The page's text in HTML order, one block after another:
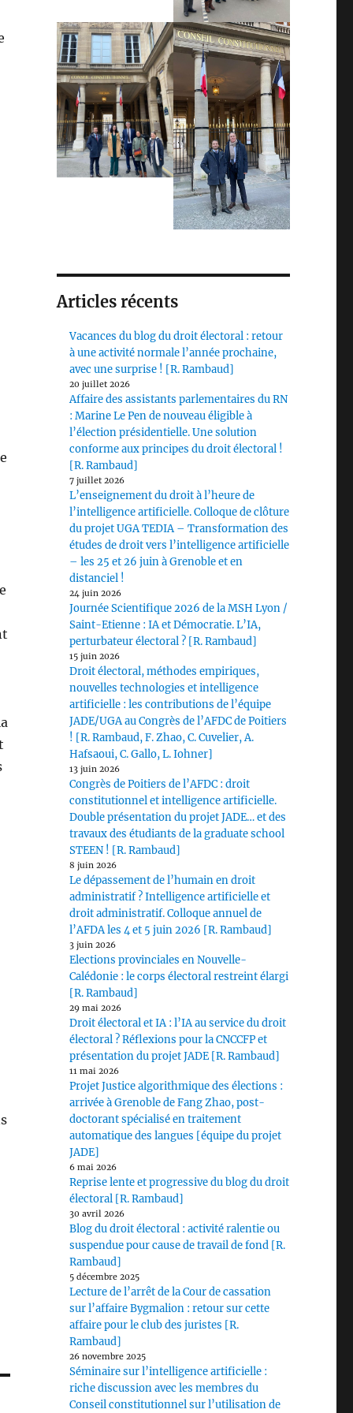
Articles récents
Vacances du blog du droit électoral : retour
à une activité normale l’année prochaine,
avec une surprise ! [R. Rambaud]
20 juillet 2026
Affaire des assistants parlementaires du RN
: Marine Le Pen de nouveau éligible à
l’élection présidentielle. Une solution
conforme aux principes du droit électoral !
[R. Rambaud]
7 juillet 2026
L’enseignement du droit à l’heure de
l’intelligence artificielle. Colloque de clôture
du projet UGA TEDIA – Transformation des
études de droit vers l’intelligence artificielle
– les 25 et 26 juin à Grenoble et en
distanciel !
24 juin 2026
Journée Scientifique 2026 de la MSH Lyon /
Saint-Etienne : IA et Démocratie. L’IA,
perturbateur électoral ? [R. Rambaud]
15 juin 2026
Droit électoral, méthodes empiriques,
nouvelles technologies et intelligence
artificielle : les contributions de l’équipe
JADE/UGA au Congrès de l’AFDC de Poitiers
! [R. Rambaud, F. Zhao, C. Cuvelier, A.
Hafsaoui, C. Gallo, L. Iohner]
13 juin 2026
Congrès de Poitiers de l’AFDC : droit
constitutionnel et intelligence artificielle.
Double présentation du projet JADE… et des
travaux des étudiants de la graduate school
STEEN ! [R. Rambaud]
8 juin 2026
Le dépassement de l’humain en droit
administratif ? Intelligence artificielle et
droit administratif. Colloque annuel de
l’AFDA les 4 et 5 juin 2026 [R. Rambaud]
3 juin 2026
Elections provinciales en Nouvelle-
Calédonie : le corps électoral restreint élargi
[R. Rambaud]
29 mai 2026
Droit électoral et IA : l’IA au service du droit
électoral ? Réflexions pour la CNCCFP et
présentation du projet JADE [R. Rambaud]
11 mai 2026
Projet Justice algorithmique des élections :
arrivée à Grenoble de Fang Zhao, post-
doctorant spécialisé en traitement
automatique des langues [équipe du projet
JADE]
6 mai 2026
Reprise lente et progressive du blog du droit
électoral [R. Rambaud]
30 avril 2026
Blog du droit électoral : activité ralentie ou
suspendue pour cause de travail de fond [R.
Rambaud]
5 décembre 2025
Lecture de l’arrêt de la Cour de cassation
sur l’affaire Bygmalion : retour sur cette
affaire pour le club des juristes [R.
Rambaud]
26 novembre 2025
Séminaire sur l’intelligence artificielle :
riche discussion avec les membres du
Conseil constitutionnel sur l’utilisation de